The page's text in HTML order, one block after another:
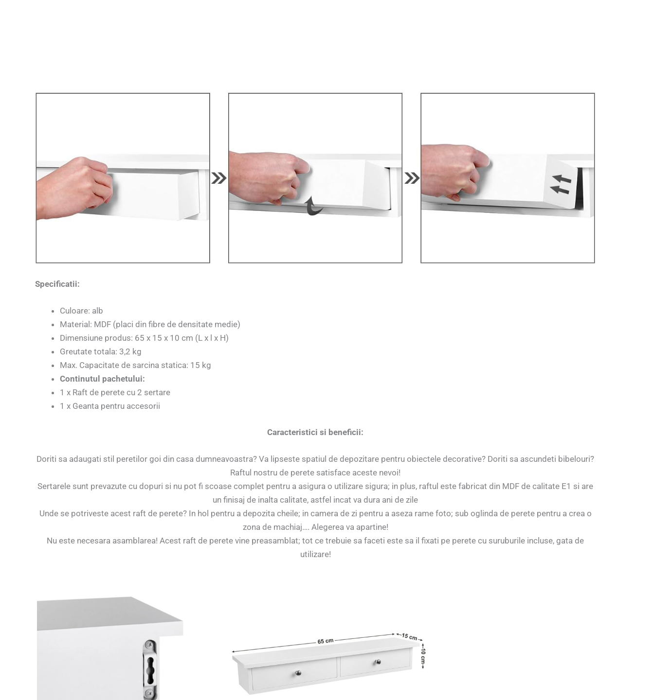
Specificatii:
Culoare: alb
Material: MDF (placi din fibre de densitate medie)
Dimensiune produs: 65 x 15 x 10 cm (L x l x H)
Greutate totala: 3,2 kg
Max. Capacitate de sarcina statica: 15 kg
Continutul pachetului:
1 x Raft de perete cu 2 sertare
1 x Geanta pentru accesorii
Caracteristici si beneficii:
Doriti sa adaugati stil peretilor goi din casa dumneavoastra? Va lipseste spatiul de depozitare pentru obiectele decorative? Doriti sa ascundeti bibelouri?
Raftul nostru de perete satisface aceste nevoi!
Sertarele sunt prevazute cu dopuri si nu pot fi scoase complet pentru a asigura o utilizare sigura; in plus, raftul este fabricat din MDF de calitate E1 si are
un finisaj de inalta calitate, astfel incat va dura ani de zile
Unde se potriveste acest raft de perete? In hol pentru a depozita cheile; in camera de zi pentru a aseza rame foto; sub oglinda de perete pentru a crea o
zona de machiaj…. Alegerea va apartine!
Nu este necesara asamblarea! Acest raft de perete vine preasamblat; tot ce trebuie sa faceti este sa il fixati pe perete cu suruburile incluse, gata de
utilizare!